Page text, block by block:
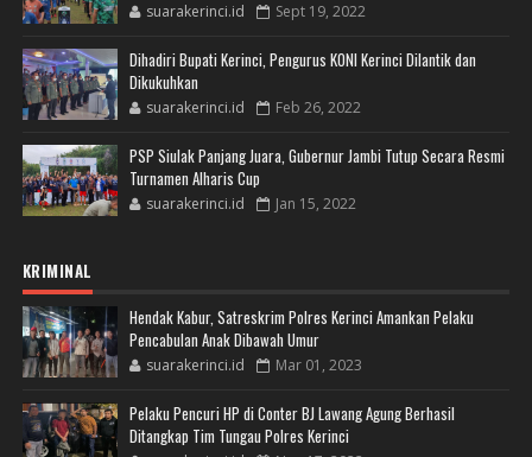
suarakerinci.id Sept 19, 2022
Dihadiri Bupati Kerinci, Pengurus KONI Kerinci Dilantik dan
Dikukuhkan
suarakerinci.id Feb 26, 2022
PSP Siulak Panjang Juara, Gubernur Jambi Tutup Secara Resmi
Turnamen Alharis Cup
suarakerinci.id Jan 15, 2022
KRIMINAL
Hendak Kabur, Satreskrim Polres Kerinci Amankan Pelaku
Pencabulan Anak Dibawah Umur
suarakerinci.id Mar 01, 2023
Pelaku Pencuri HP di Conter BJ Lawang Agung Berhasil
Ditangkap Tim Tungau Polres Kerinci